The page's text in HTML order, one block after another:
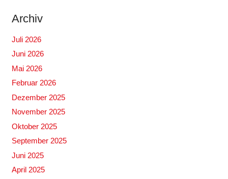
Archiv
Juli 2026
Juni 2026
Mai 2026
Februar 2026
Dezember 2025
November 2025
Oktober 2025
September 2025
Juni 2025
April 2025